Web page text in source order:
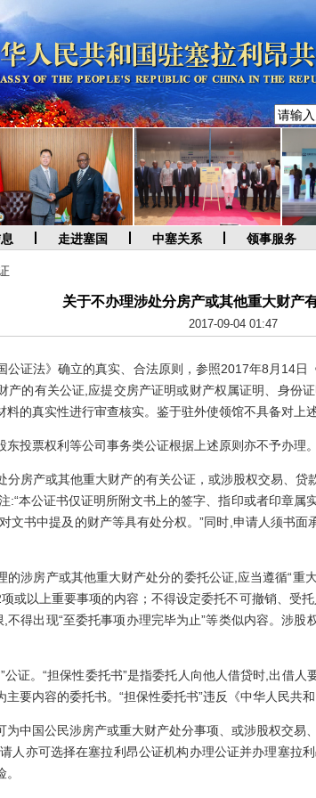
走进塞国 中塞关系 领事服务
关于不办理涉处分房产或其他重大财产
2017-09-04 01:47
法》确立的真实、合法原则，参照2017年8月14日
产的有关公证,应提交房产证明或财产权属证明、身份
的真实性进行审查核实。鉴于驻外使领馆不具备对上
票权利等公司事务类公证根据上述原则亦不予办理。
产或其他重大财产的有关公证，或涉股权交易、贷
:“本公证书仅证明所附文书上的签字、指印或者印章属
文书中提及的财产等具有处分权。”同时,申请人须书
房产或其他重大财产处分的委托公证,应当遵循“重
或以上重要事项的内容；不得设定委托不可撤销、受
不得出现“至委托事项办理完毕为止”等类似内容。涉
证。“担保性委托书”是指委托人向他人借贷时,出借人
要内容的委托书。“担保性委托书”违反《中华人民共
国公民涉房产或重大财产处分事项、或涉股权交易
人亦可选择在塞拉利昂公证机构办理公证并办理塞拉